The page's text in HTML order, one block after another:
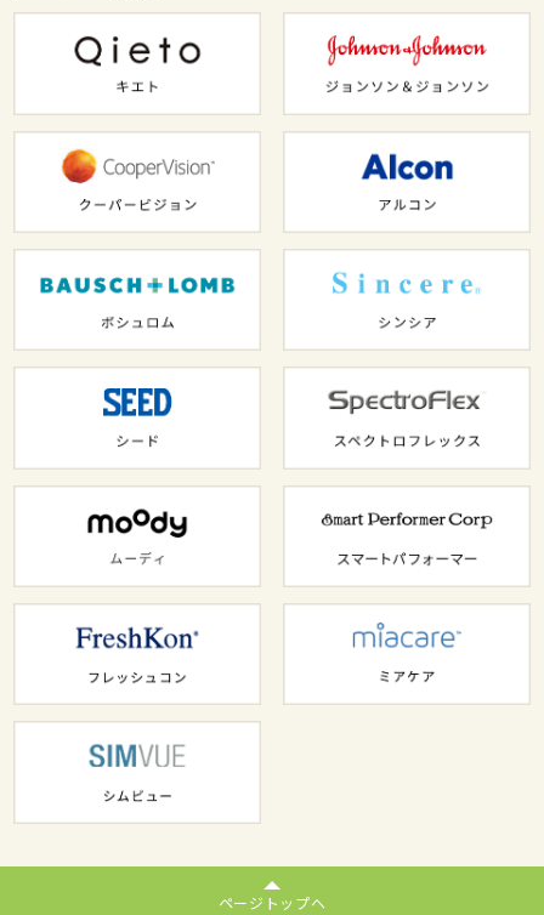
ページトップへ